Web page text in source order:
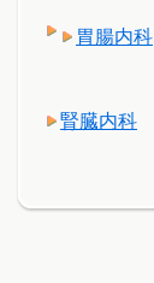
胃腸内科
腎臓内科